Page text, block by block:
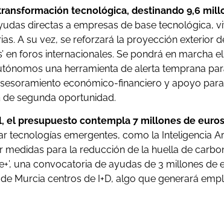
tecnológica, destinando 9,6
directas a empresas de base tecnológica,
A su vez, se reforzará la proyección exterior
en foros internacionales. Se pondrá en marcha
una herramienta de alerta temprana
económico-financiero y apoyo
de segunda oportunidad.
el presupuesto contempla 7 millones de euros
tecnologías emergentes, como la Inteligencia
para la reducción de la huella de
una convocatoria de ayudas de 3 millones de
Murcia centros de I+D, algo que generará